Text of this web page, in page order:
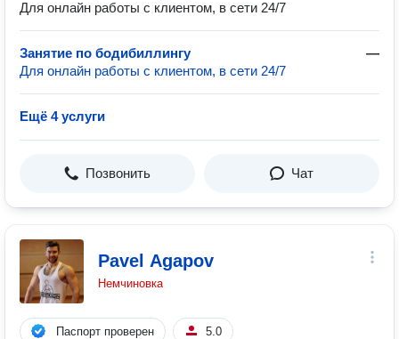
Для онлайн работы с клиентом, в сети 24/7
Занятие по бодибиллингу
—
Для онлайн работы с клиентом, в сети 24/7
Ещё 4 услуги
Позвонить Чат
Pavel Agapov
Немчиновка
Паспорт проверен 5.0